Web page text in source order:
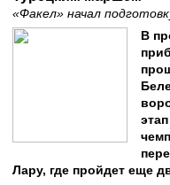
«Факел» начал
В
Лару, где пройдет еще